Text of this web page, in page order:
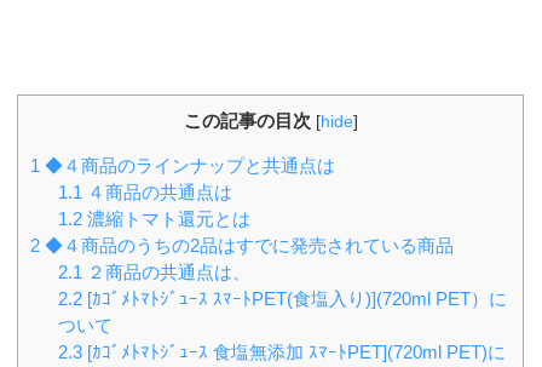
この記事の目次 [hide]
1 ◆４商品のラインナップと共通点は
1.1 ４商品の共通点は
1.2 濃縮トマト還元とは
2 ◆４商品のうちの2品はすでに発売されている商品
2.1 ２商品の共通点は、
2.2 [ｶｺﾞﾒﾄﾏﾄｼﾞｭｰｽ ｽﾏｰﾄPET(食塩入り)](720ml PET）に
ついて
2.3 [ｶｺﾞﾒﾄﾏﾄｼﾞｭｰｽ 食塩無添加 ｽﾏｰﾄPET](720ml PET)に